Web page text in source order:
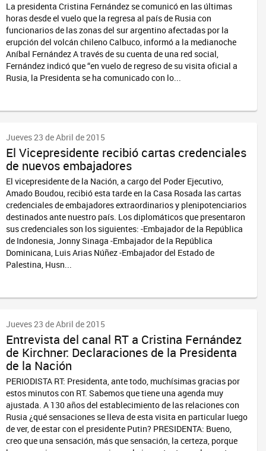
La presidenta Cristina Fernández se comunicó en las últimas
horas desde el vuelo que la regresa al país de Rusia con
funcionarios de las zonas del sur argentino afectadas por la
erupción del volcán chileno Calbuco, informó a la medianoche
Aníbal Fernández A través de su cuenta de una red social,
Fernández indicó que “en vuelo de regreso de su visita oficial a
Rusia, la Presidenta se ha comunicado con lo...
Jueves 23 de Abril de 2015
El Vicepresidente recibió cartas credenciales
de nuevos embajadores
El vicepresidente de la Nación, a cargo del Poder Ejecutivo,
Amado Boudou, recibió esta tarde en la Casa Rosada las cartas
credenciales de embajadores extraordinarios y plenipotenciarios
destinados ante nuestro país. Los diplomáticos que presentaron
sus credenciales son los siguientes: -Embajador de la República
de Indonesia, Jonny Sinaga -Embajador de la República
Dominicana, Luis Arias Núñez -Embajador del Estado de
Palestina, Husn...
Jueves 23 de Abril de 2015
Entrevista del canal RT a Cristina Fernández
de Kirchner: Declaraciones de la Presidenta
de la Nación
PERIODISTA RT: Presidenta, ante todo, muchísimas gracias por
estos minutos con RT. Sabemos que tiene una agenda muy
ajustada. A 130 años del establecimiento de las relaciones con
Rusia ¿qué sensaciones se lleva de esta visita en particular luego
de ver, de estar con el presidente Putin? PRESIDENTA: Bueno,
creo que una sensación, más que sensación, la certeza, porque